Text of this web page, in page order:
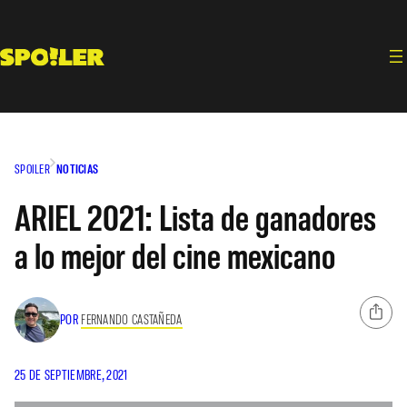
contenido
SPOILER NOTICIAS
ARIEL 2021: Lista de ganadores
a lo mejor del cine mexicano
POR FERNANDO CASTAÑEDA
25 DE SEPTIEMBRE, 2021